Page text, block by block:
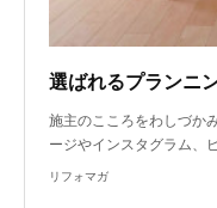
施主のこころをわしづか
ージやインスタグラム、
リフォマガ